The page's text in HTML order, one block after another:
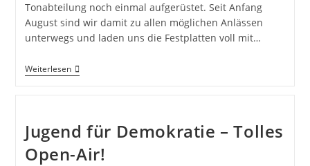
Tonabteilung noch einmal aufgerüstet. Seit Anfang
August sind wir damit zu allen möglichen Anlässen
unterwegs und laden uns die Festplatten voll mit…
Weiterlesen
Jugend für Demokratie – Tolles
Open-Air!